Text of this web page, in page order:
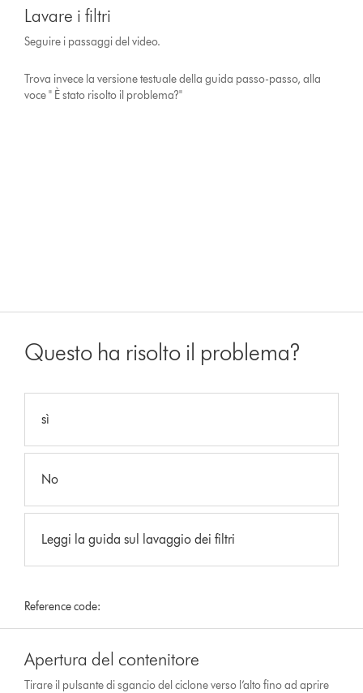
Lavare i filtri
Seguire i passaggi del video.
Trova invece la versione testuale della guida passo-passo, alla
voce " È stato risolto il problema?"
Questo ha risolto il problema?
sì
No
Leggi la guida sul lavaggio dei filtri
Reference code:
Apertura del contenitore
Tirare il pulsante di sgancio del ciclone verso l’alto fino ad aprire